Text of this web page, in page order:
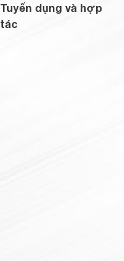
Tuyển dụng và hợp
tác